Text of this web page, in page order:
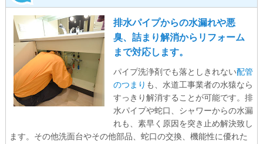
排水パイプからの水漏れや悪
臭、詰まり解消からリフォーム
まで対応します。
パイプ洗浄剤でも落としきれない配管
のつまり も、水道工事業者の水猿なら
すっきり解消することが可能です。排
水パイプや蛇口、シャワーからの水漏
れも、素早く原因を突き止め解決致し
ます。その他洗面台やその他部品、蛇口の交換、機能性に優れた